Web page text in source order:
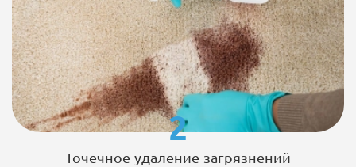
2
Точечное удаление загрязнений